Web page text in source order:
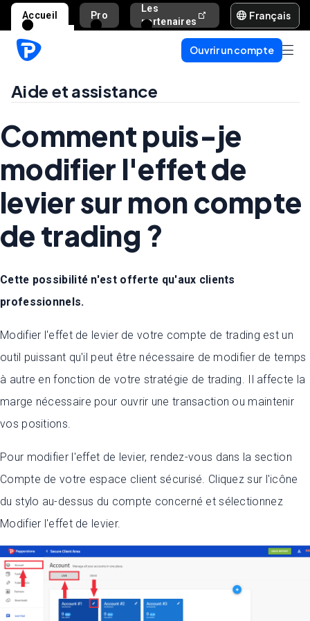
Accueil Pro
Les
partenaires
Aide et
Français
Ouvrir un compte
Aide et assistance
Comment puis-je
modifier l'effet de
levier sur mon compte
de trading ?
Cette possibilité n'est offerte qu'aux clients
professionnels.
Modifier l'effet de levier de votre compte de trading est un
outil puissant qu'il peut être nécessaire de modifier de temps
à autre en fonction de votre stratégie de trading. Il affecte la
marge nécessaire pour ouvrir une transaction ou maintenir
vos positions.
Pour modifier l'effet de levier, rendez-vous dans la section
Compte de votre espace client sécurisé. Cliquez sur l'icône
du stylo au-dessus du compte concerné et sélectionnez
Modifier l'effet de levier.